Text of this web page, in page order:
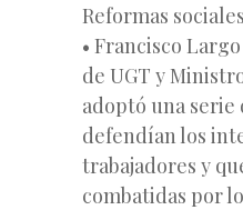
Reformas sociales
• Francisco
de UGT y
adoptó una serie
defendían los
trabajadores y
combatidas por